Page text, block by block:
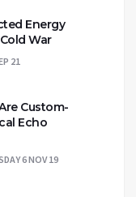
Energy
War
21
Custom-
Echo
6 NOV 19